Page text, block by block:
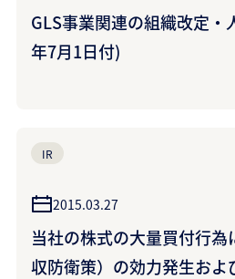
GLS事業関連の組織改定・
年7月1日付)
IR
2015.03.27
当社の株式の大量買付行為
収防衛策）の効力発生およ